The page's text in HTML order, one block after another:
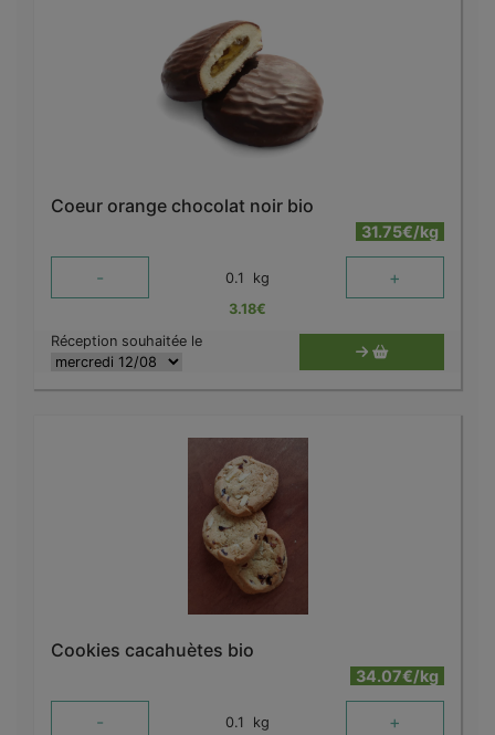
Coeur orange chocolat noir bio
31.75€/kg
- 0.1 kg +
3.18€
Réception souhaitée le
Cookies cacahuètes bio
34.07€/kg
- 0.1 kg +